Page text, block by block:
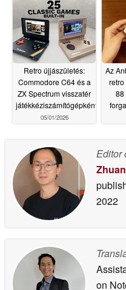
Retro újjászületés:
Commodore C64 és a
ZX Spectrum visszatér
játékkéziszámítógépként
05/01/2026
Az
88
Editor
2022
on